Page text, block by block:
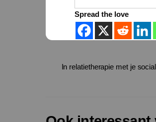
Spread the love
In relatietherapie met je